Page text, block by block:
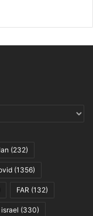
(232)
(1356)
FAR (132)
israel (330)